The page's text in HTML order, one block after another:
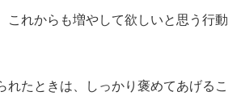
これからも増やして欲しいと思う行動
れたときは、しっかり褒めてあげるこ